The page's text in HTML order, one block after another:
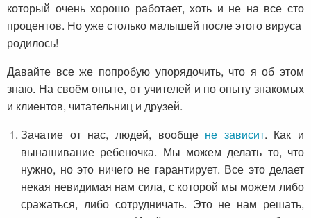
который очень хорошо работает, хоть и не на все сто
процентов. Но уже столько малышей после этого вируса
родилось!
Давайте все же попробую упорядочить, что я об этом
знаю. На своём опыте, от учителей и по опыту знакомых
и клиентов, читательниц и друзей.
Зачатие от нас, людей, вообще не зависит. Как и
вынашивание ребеночка. Мы можем делать то, что
нужно, но это ничего не гарантирует. Все это делает
некая невидимая нам сила, с которой мы можем либо
сражаться, либо сотрудничать. Это не нам решать,